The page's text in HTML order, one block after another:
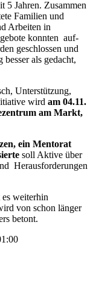
5 Jahren. Zusammen
Familien und
Arbeiten in
konnten auf-
geschlossen und
als gedacht,
Unterstützung,
wird am 04.11.
am Markt,
ein Mentorat
soll Aktive über
Herausforderungen
weiterhin
von schon länger
betont.